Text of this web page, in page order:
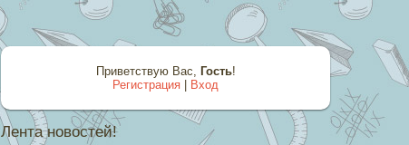
Приветствую Вас, Гость!
Регистрация
Вход
Лента новостей!